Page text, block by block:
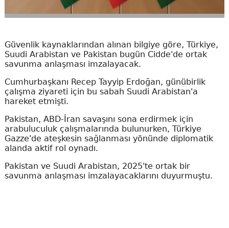
Güvenlik kaynaklarından alınan bilgiye göre, Türkiye,
Suudi Arabistan ve Pakistan bugün Cidde'de ortak
savunma anlaşması imzalayacak.
Cumhurbaşkanı Recep Tayyip Erdoğan, günübirlik
çalışma ziyareti için bu sabah Suudi Arabistan'a
hareket etmişti.
Pakistan, ABD-İran savaşını sona erdirmek için
arabuluculuk çalışmalarında bulunurken, Türkiye
Gazze'de ateşkesin sağlanması yönünde diplomatik
alanda aktif rol oynadı.
Pakistan ve Suudi Arabistan, 2025'te ortak bir
savunma anlaşması imzalayacaklarını duyurmuştu.